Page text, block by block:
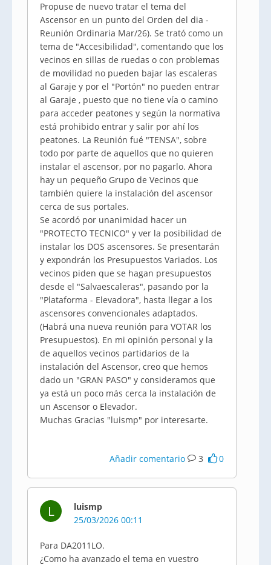
Propuse de nuevo tratar el tema del
Ascensor en un punto del Orden del dia -
Reunión Ordinaria Mar/26). Se trató como un
tema de "Accesibilidad", comentando que los
vecinos en sillas de ruedas o con problemas
de movilidad no pueden bajar las escaleras
al Garaje y por el "Portón" no pueden entrar
al Garaje , puesto que no tiene vía o camino
para acceder peatones y según la normativa
está prohibido entrar y salir por ahí los
peatones. La Reunión fué "TENSA", sobre
todo por parte de aquellos que no quieren
instalar el ascensor, por no pagarlo. Ahora
hay un pequeño Grupo de Vecinos que
también quiere la instalación del ascensor
cerca de sus portales.
Se acordó por unanimidad hacer un
"PROTECTO TECNICO" y ver la posibilidad de
instalar los DOS ascensores. Se presentarán
y expondrán los Presupuestos Variados. Los
vecinos piden que se hagan presupuestos
desde el "Salvaescaleras", pasando por la
"Plataforma - Elevadora", hasta llegar a los
ascensores convencionales adaptados.
(Habrá una nueva reunión para VOTAR los
Presupuestos). En mi opinión personal y la
de aquellos vecinos partidarios de la
instalación del Ascensor, creo que hemos
dado un "GRAN PASO" y consideramos que
ya está un poco más cerca la instalación de
un Ascensor o Elevador.
Muchas Gracias "luismp" por interesarte.
Añadir comentario 3 0
L
luismp
25/03/2026 00:11
Para DA2011LO.
¿Como ha avanzado el tema en vuestro